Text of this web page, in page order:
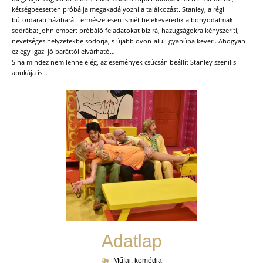
kétségbeesetten próbálja megakadályozni a találkozást. Stanley, a régi
bútordarab házibarát természetesen ismét belekeveredik a bonyodalmak
sodrába: John embert próbáló feladatokat bíz rá, hazugságokra kényszeríti,
nevetséges helyzetekbe sodorja, s újabb övön-aluli gyanúba keveri. Ahogyan
ez egy igazi jó baráttól elvárható…
S ha mindez nem lenne elég, az események csúcsán beállít Stanley szenilis
apukája is…
Adatlap
Műfaj: komédia